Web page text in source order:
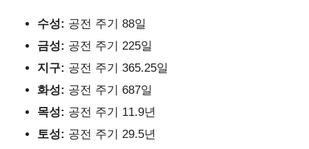
수성: 공전 주기 88일
금성: 공전 주기 225일
지구: 공전 주기 365.25일
화성: 공전 주기 687일
목성: 공전 주기 11.9년
토성: 공전 주기 29.5년